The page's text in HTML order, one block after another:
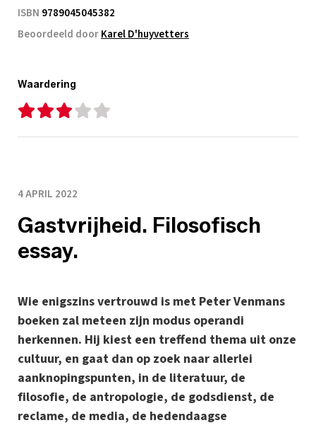
ISBN 9789045045382
Beoordeeld doorKarel D'huyvetters
Waardering
4 APRIL 2022
Gastvrijheid. Filosofisch
essay.
Wie enigszins vertrouwd is met Peter Venmans
boeken zal meteen zijn modus operandi
herkennen. Hij kiest een treffend thema uit onze
cultuur, en gaat dan op zoek naar allerlei
aanknopingspunten, in de literatuur, de
filosofie, de antropologie, de godsdienst, de
reclame, de media, de hedendaagse